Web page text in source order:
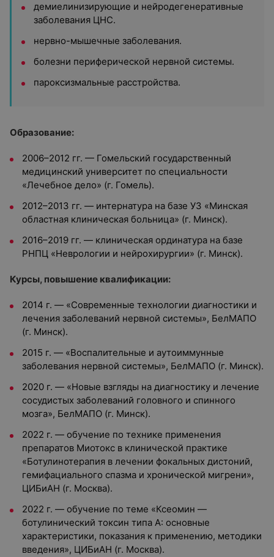
демиелинизирующие и нейродегенеративные
заболевания ЦНС.
нервно-мышечные заболевания.
болезни периферической нервной системы.
пароксизмальные расстройства.
Образование:
2006–2012 гг. — Гомельский государственный
медицинский университет по специальности
«Лечебное дело» (г. Гомель).
2012–2013 гг. — интернатура на базе УЗ «Минская
областная клиническая больница» (г. Минск).
2016–2019 гг. — клиническая ординатура на базе
РНПЦ «Неврологии и нейрохирургии» (г. Минск).
Курсы, повышение квалификации:
2014 г. — «Современные технологии диагностики и
лечения заболеваний нервной системы», БелМАПО
(г. Минск).
2015 г. — «Воспалительные и аутоиммунные
заболевания нервной системы», БелМАПО (г. Минск).
2020 г. — «Новые взгляды на диагностику и лечение
сосудистых заболеваний головного и спинного
мозга», БелМАПО (г. Минск).
2022 г. — обучение по технике применения
препаратов Миотокс в клинической практике
«Ботулинотерапия в лечении фокальных дистоний,
гемифациального спазма и хронической мигрени»,
ЦИБиАН (г. Москва).
2022 г. — обучение по теме «Ксеомин —
ботулинический токсин типа А: основные
характеристики, показания к применению, методики
введения», ЦИБиАН (г. Москва).